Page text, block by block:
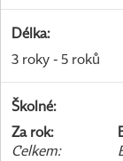
Délka:
3 roky - 5 roků
Školné:
Za rok:
Celkem: